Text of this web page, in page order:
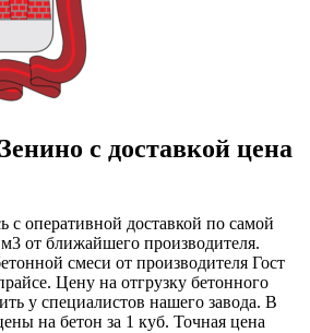
с доставкой цена
с оперативной доставкой по самой
от ближайшего производителя.
смеси от производителя Гост
Цену на отгрузку бетонного
у специалистов нашего завода. В
на бетон за 1 куб. Точная цена